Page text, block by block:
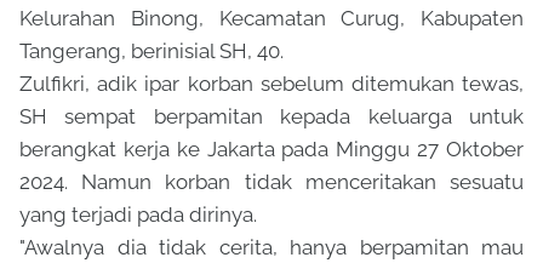
Kelurahan Binong, Kecamatan Curug, Kabupaten
Tangerang, berinisial SH, 40.
Zulfikri, adik ipar korban sebelum ditemukan tewas,
SH sempat berpamitan kepada keluarga untuk
berangkat kerja ke Jakarta pada Minggu 27 Oktober
2024. Namun korban tidak menceritakan sesuatu
yang terjadi pada dirinya.
"Awalnya dia tidak cerita, hanya berpamitan mau